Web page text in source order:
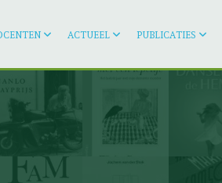
ACTUEEL PUBLICATIES